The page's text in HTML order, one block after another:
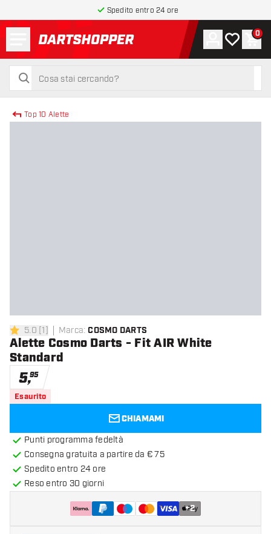
Spedito entro 24 ore
torna alla home page
cerca
cerca
Account
La mia0
Top 10 Alette
5 stelle di valutazione
5.0 [1] Marca: COSMO DARTS
Alette Cosmo Darts - Fit AIR White
Standard
5,95
Esaurito
CHIAMAMI
Punti programma fedeltà
Consegna gratuita a partire da € 75
Spedito entro 24 ore
Reso entro 30 giorni
+2